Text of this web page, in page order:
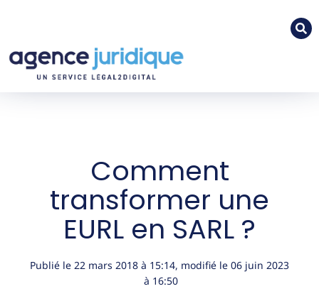
Comment
transformer une
EURL en SARL ?
Publié le 22 mars 2018 à 15:14, modifié le 06 juin 2023
à 16:50